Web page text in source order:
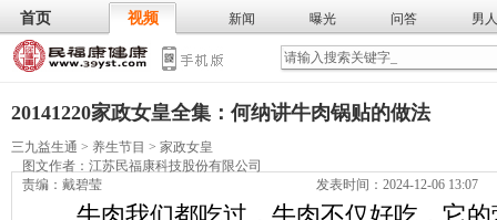
首页 视频 新闻 曝光 问答 男人
武术 气功 膳食 食谱 营养
20141220家政女皇全集：何纳讲牛肉锅贴的做法
三九益生通 > 养生节目 > 家政女皇
图文作者： 江苏民福康科技股份有限公司
责编：戴碧莹
发表时间：2024-12-06 13:07